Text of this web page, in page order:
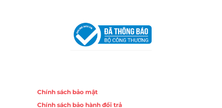
Chính sách bảo mật
Chính sách bảo hành đổi trả